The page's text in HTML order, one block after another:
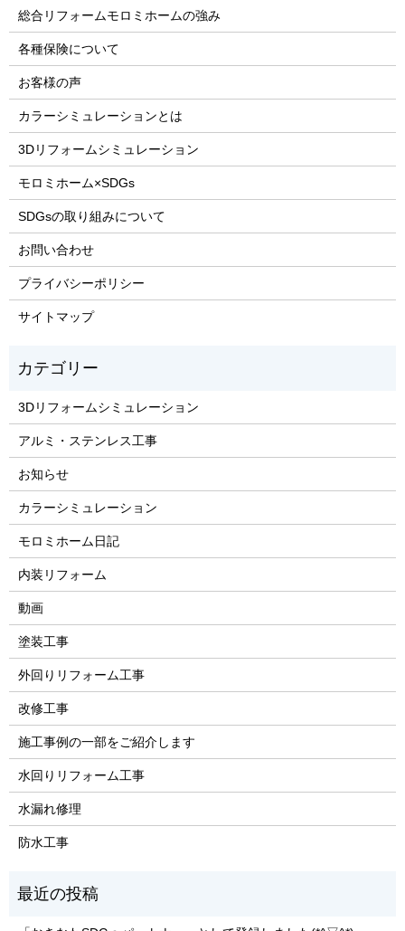
総合リフォームモロミホームの強み
各種保険について
お客様の声
カラーシミュレーションとは
3Dリフォームシミュレーション
モロミホーム×SDGs
SDGsの取り組みについて
お問い合わせ
プライバシーポリシー
サイトマップ
3Dリフォームシミュレーション
アルミ・ステンレス工事
お知らせ
カラーシミュレーション
モロミホーム日記
内装リフォーム
動画
塗装工事
外回りリフォーム工事
改修工事
施工事例の一部をご紹介します
水回りリフォーム工事
水漏れ修理
防水工事